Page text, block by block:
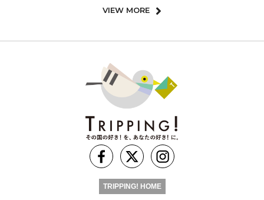
VIEW MORE
TRIPPING! HOME